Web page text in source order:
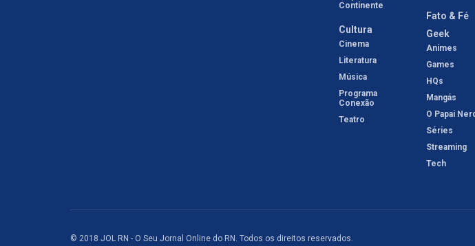
Continente
Cultura
Cinema
Literatura
Música
Programa
Conexão
Teatro
Fato & Fé
Geek
Animes
Games
HQs
Mangás
O Papai Nerd
Séries
Streaming
Tech
© 2018 JOL RN - O Seu Jornal Online do RN. Todos os direitos reservados.